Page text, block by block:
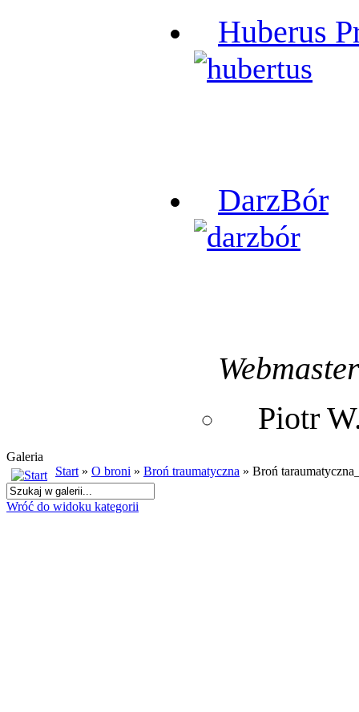
Huberus
DarzBór
Piotr
Galeria
Start » O broni » Broń traumatyczna » Broń
Wróć do widoku kategorii